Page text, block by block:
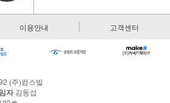
이용안내 고객센터
(주)컴스빌
자김동섭